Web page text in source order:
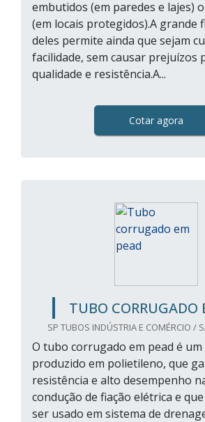
embutidos (em paredes e lajes)
(em locais protegidos).A grande
deles permite ainda que sejam
facilidade, sem causar prejuízos
qualidade e resistência.A...
Cotar agora
TUBO CORRUGADO
SP TUBOS INDÚSTRIA E COMÉRCIO /
O tubo corrugado em pead é
produzido em polietileno, que
resistência e alto desempenho
condução de fiação elétrica e
ser usado em sistema de